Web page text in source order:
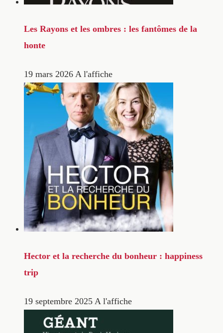
Les Rayons et les ombres : les fantômes de la
honte
19 mars 2026 A l'affiche
Hector et la recherche du bonheur : happiness
trip
19 septembre 2025 A l'affiche